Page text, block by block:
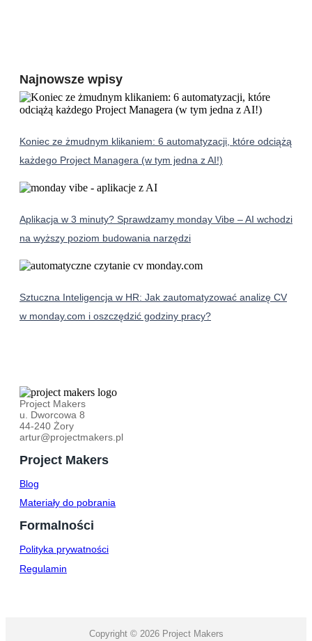
Najnowsze wpisy
Koniec ze żmudnym klikaniem: 6 automatyzacji, które odciążą
każdego Project Managera (w tym jedna z AI!)
Aplikacja w 3 minuty? Sprawdzamy monday Vibe – AI wchodzi
na wyższy poziom budowania narzędzi
Sztuczna Inteligencja w HR: Jak zautomatyzować analizę CV
w monday.com i oszczędzić godziny pracy?
Project Makers
u. Dworcowa 8
44-240 Żory
artur@projectmakers.pl
Project Makers
Blog
Materiały do pobrania
Formalności
Polityka prywatności
Regulamin
Copyright © 2026 Project Makers